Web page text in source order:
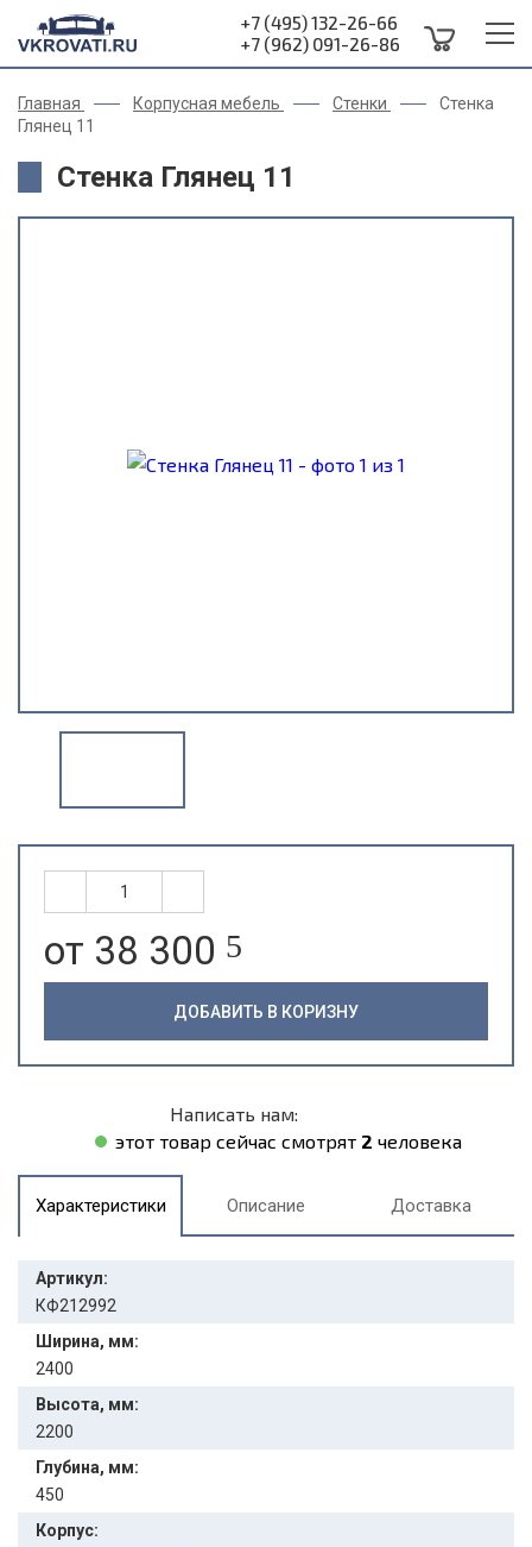
+7 (495) 132-26-66
+7 (962) 091-26-86
Главная Корпусная мебель Стенки
Стенка
Глянец 11
Стенка Глянец 11
от 38 300 5
ДОБАВИТЬ В КОРИЗНУ
Написать нам:
этот товар сейчас смотрят 2 человека
Характеристики Описание Доставка
Артикул:
КФ212992
Ширина, мм:
2400
Высота, мм:
2200
Глубина, мм:
450
Корпус: